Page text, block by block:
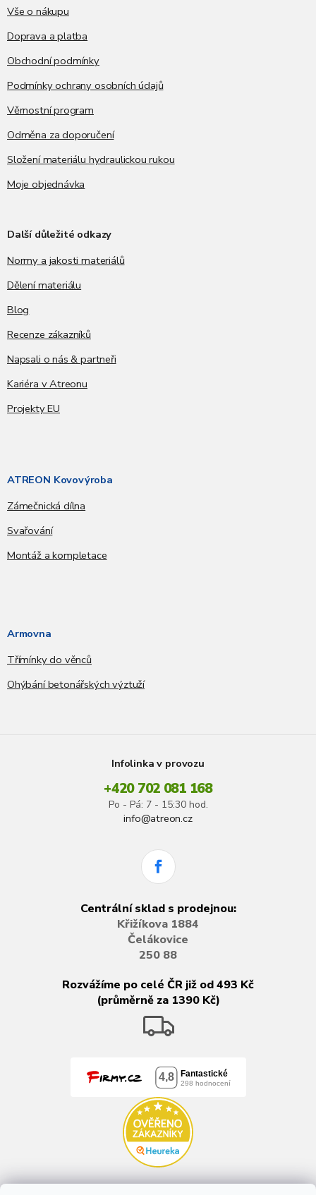
Vše o nákupu
Doprava a platba
Obchodní podmínky
Podmínky ochrany osobních údajů
Věrnostní program
Odměna za doporučení
Složení materiálu hydraulickou rukou
Moje objednávka
Další důležité odkazy
Normy a jakosti materiálů
Dělení materiálu
Blog
Recenze zákazníků
Napsali o nás & partneři
Kariéra v Atreonu
Projekty EU
ATREON Kovovýroba
Zámečnická dílna
Svařování
Montáž a kompletace
Armovna
Třímínky do věnců
Ohýbání betonářských výztuží
Infolinka v provozu
+420 702 081 168
Po - Pá: 7 - 15:30 hod.
info@atreon.cz
Centrální sklad s prodejnou:
Křižíkova 1884
Čelákovice
250 88
Rozvážíme po celé ČR již od 493 Kč
(průměrně za 1390 Kč)